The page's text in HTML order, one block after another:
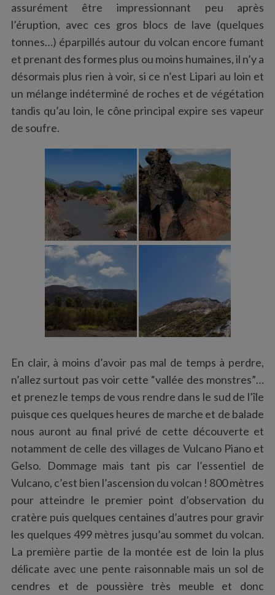
assurément être impressionnant peu après
l’éruption, avec ces gros blocs de lave (quelques
tonnes…) éparpillés autour du volcan encore fumant
et prenant des formes plus ou moins humaines, il n’y a
désormais plus rien à voir, si ce n’est Lipari au loin et
un mélange indéterminé de roches et de végétation
tandis qu’au loin, le cône principal expire ses vapeur
de soufre.
En clair, à moins d’avoir pas mal de temps à perdre,
n’allez surtout pas voir cette “vallée des monstres”…
et prenez le temps de vous rendre dans le sud de l’île
puisque ces quelques heures de marche et de balade
nous auront au final privé de cette découverte et
notamment de celle des villages de Vulcano Piano et
Gelso. Dommage mais tant pis car l’essentiel de
Vulcano, c’est bien l’ascension du volcan ! 800 mètres
pour atteindre le premier point d’observation du
cratère puis quelques centaines d’autres pour gravir
les quelques 499 mètres jusqu’au sommet du volcan.
La première partie de la montée est de loin la plus
délicate avec une pente raisonnable mais un sol de
cendres et de poussière très meuble et donc